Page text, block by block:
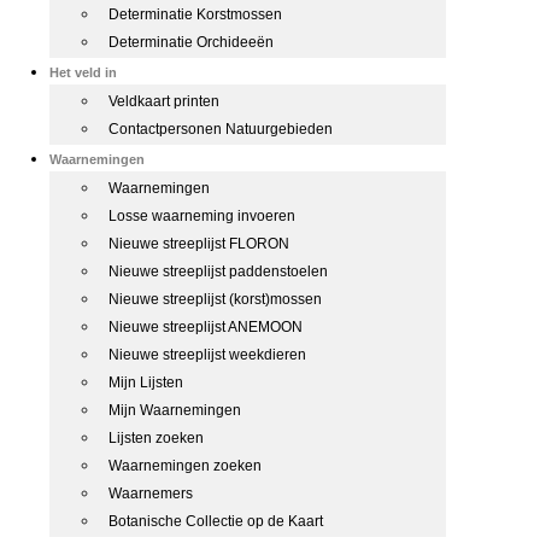
Determinatie Korstmossen
Determinatie Orchideeën
Het veld in
Veldkaart printen
Contactpersonen Natuurgebieden
Waarnemingen
Waarnemingen
Losse waarneming invoeren
Nieuwe streeplijst FLORON
Nieuwe streeplijst paddenstoelen
Nieuwe streeplijst (korst)mossen
Nieuwe streeplijst ANEMOON
Nieuwe streeplijst weekdieren
Mijn Lijsten
Mijn Waarnemingen
Lijsten zoeken
Waarnemingen zoeken
Waarnemers
Botanische Collectie op de Kaart